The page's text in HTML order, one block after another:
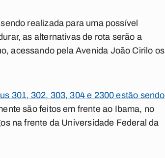
realizada para uma possível
as alternativas de rota serão a
acessando pela Avenida João Cirilo os
301, 302, 303, 304 e 2300 estão sendo
são feitos em frente ao Ibama, no
na frente da Universidade Federal da